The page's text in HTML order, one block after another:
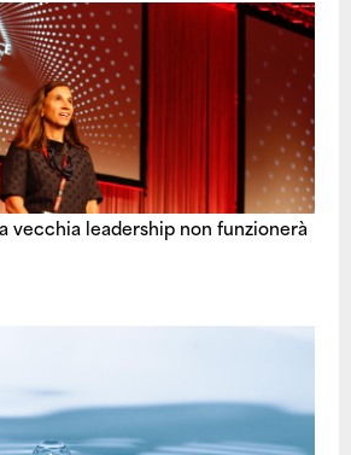
vecchia leadership non funzionerà